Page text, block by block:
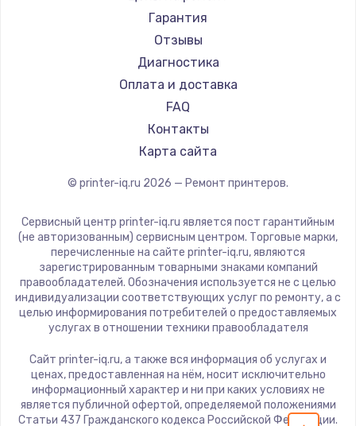
TSC
Fujitsu
Godex
Гарантия
Отзывы
Диагностика
Оплата и доставка
FAQ
Контакты
Карта сайта
© printer-iq.ru 2026 — Ремонт принтеров.
Сервисный центр printer-iq.ru является пост гарантийным
(не авторизованным) сервисным центром. Торговые марки,
перечисленные на сайте printer-iq.ru, являются
зарегистрированным товарными знаками компаний
правообладателей. Обозначения используется не с целью
индивидуализации соответствующих услуг по ремонту, а с
целью информирования потребителей о предоставляемых
услугах в отношении техники правообладателя
Сайт printer-iq.ru, а также вся информация об услугах и
ценах, предоставленная на нём, носит исключительно
информационный характер и ни при каких условиях не
является публичной офертой, определяемой положениями
Статьи 437 Гражданского кодекса Российской Федерации.